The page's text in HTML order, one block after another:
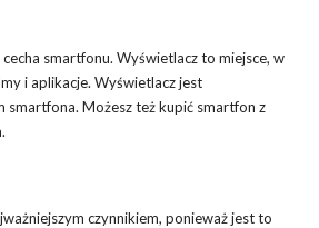
smartfonu. Wyświetlacz to miejsce, w
i aplikacje. Wyświetlacz jest
smartfona. Możesz też kupić smartfon z
czynnikiem, ponieważ jest to